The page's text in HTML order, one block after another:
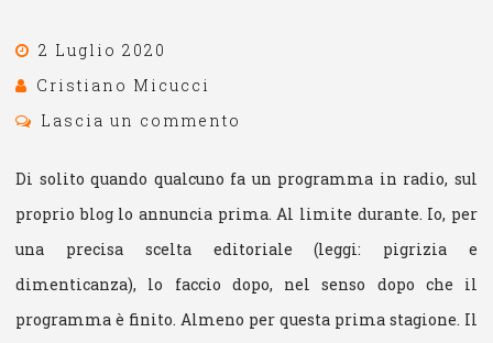
2 Luglio 2020
Cristiano Micucci
Lascia un commento
Di solito quando qualcuno fa un programma in radio, sul
proprio blog lo annuncia prima. Al limite durante. Io, per
una precisa scelta editoriale (leggi: pigrizia e
dimenticanza), lo faccio dopo, nel senso dopo che il
programma è finito. Almeno per questa prima stagione. Il